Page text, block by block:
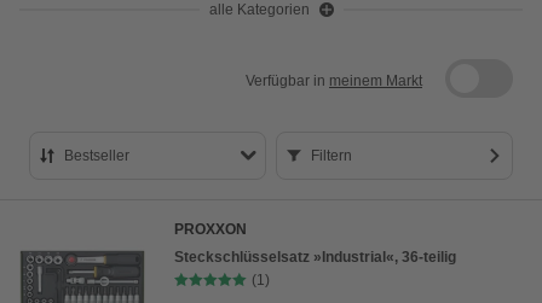
alle Kategorien
Verfügbar in meinem Markt
Bestseller
Preis aufsteigend
Preis absteigend
Filtern
PROXXON
Steckschlüsselsatz »Industrial«, 36-teilig
(1)